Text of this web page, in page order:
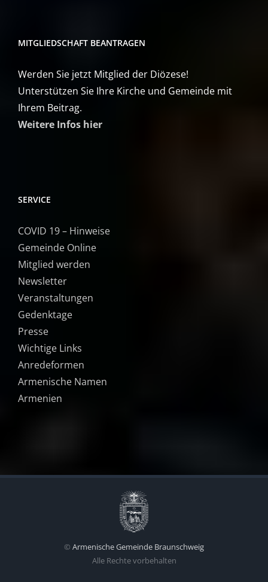
MITGLIEDSCHAFT BEANTRAGEN
Werden Sie jetzt Mitglied der Diözese!
Unterstützen Sie Ihre Kirche und Gemeinde mit
Ihrem Beitrag.
Weitere Infos hier
SERVICE
COVID 19 – Hinweise
Gemeinde Online
Mitglied werden
Newsletter
Veranstaltungen
Gedenktage
Presse
Wichtige Links
Anredeformen
Armenische Namen
Armenien
© Armenische Gemeinde Braunschweig
Alle Rechte vorbehalten